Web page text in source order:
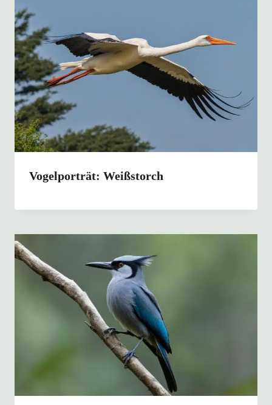
Vogelporträt: Weißstorch